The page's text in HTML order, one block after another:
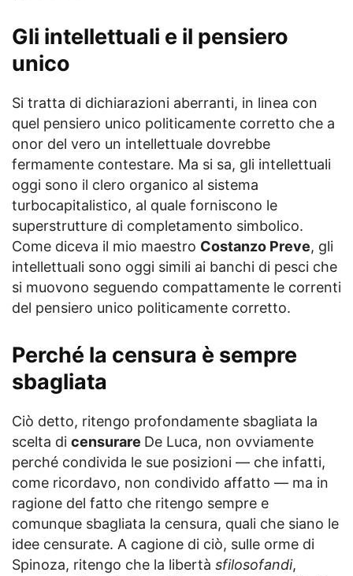
Gli intellettuali e il pensiero
unico
Si tratta di dichiarazioni aberranti, in linea con
quel pensiero unico politicamente corretto che a
onor del vero un intellettuale dovrebbe
fermamente contestare. Ma si sa, gli intellettuali
oggi sono il clero organico al sistema
turbocapitalistico, al quale forniscono le
superstrutture di completamento simbolico.
Come diceva il mio maestro Costanzo Preve, gli
intellettuali sono oggi simili ai banchi di pesci che
si muovono seguendo compattamente le correnti
del pensiero unico politicamente corretto.
Perché la censura è sempre
sbagliata
Ciò detto, ritengo profondamente sbagliata la
scelta di censurare De Luca, non ovviamente
perché condivida le sue posizioni — che infatti,
come ricordavo, non condivido affatto — ma in
ragione del fatto che ritengo sempre e
comunque sbagliata la censura, quali che siano le
idee censurate. A cagione di ciò, sulle orme di
Spinoza, ritengo che la libertà sfilosofandi,